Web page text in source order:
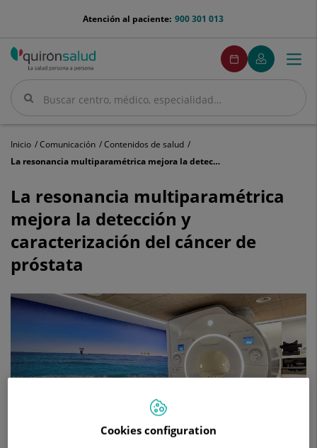
menu-
900 301 013
Atención al paciente:
Buscar
Buscar
menuPedirCita
Pedir
cita
Mi
Quirónsalud
Menú
Inicio Comunicación
Contenidos de salud
La resonancia multiparamétrica mejora la detección y caracterización del cáncer de próstata
resonancia
multiparamétrica
mejora
detección
y
caracterización
del
cáncer
La resonancia multiparamétrica
mejora la detección y
caracterización del cáncer de
próstata
Cookies configuration